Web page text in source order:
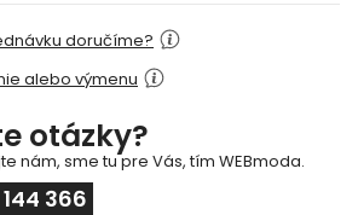
doručíme?
alebo výmenu
otázky?
nám, sme tu pre Vás, tím WEBmoda.
366